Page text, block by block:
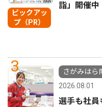
ピックアッ
プ（PR）
詣」開催
3
さがみはら
2026.08.01
選手も社